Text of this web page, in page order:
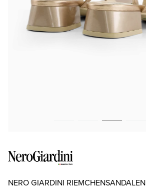
NERO GIARDINI RIEMCHENSANDALEN